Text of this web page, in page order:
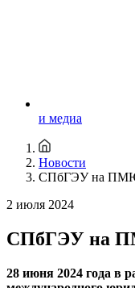
и медиа
Новости
СПбГЭУ на
2 июля 2024
СПбГЭУ на
28 июня 2024 года в